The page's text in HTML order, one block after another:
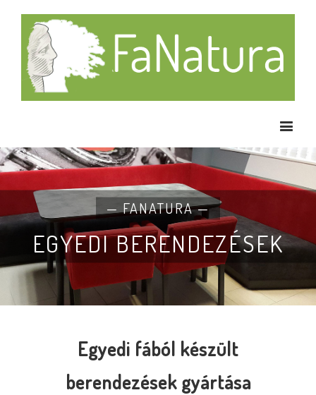
— FANATURA —
EGYEDI BERENDEZÉSEK
Egyedi fából készült
berendezések gyártása